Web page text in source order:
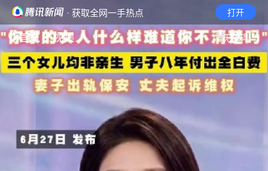
· 获取全网一手热点 打开
首页 视频 无障碍